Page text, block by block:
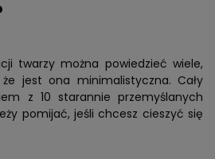
twarzy można powiedzieć wiele,
jest ona minimalistyczna. Cały
z 10 starannie przemyślanych
pomijać, jeśli chcesz cieszyć się